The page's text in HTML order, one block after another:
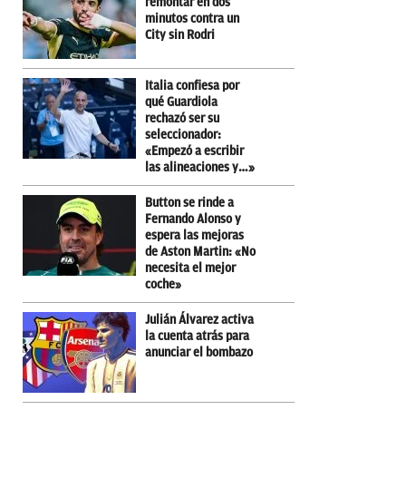
minutos contra un
City sin Rodri
Italia confiesa por
qué Guardiola
rechazó ser su
seleccionador:
«Empezó a escribir
las alineaciones y…»
Button se rinde a
Fernando Alonso y
espera las mejoras
de Aston Martin: «No
necesita el mejor
coche»
Julián Álvarez activa
la cuenta atrás para
anunciar el bombazo